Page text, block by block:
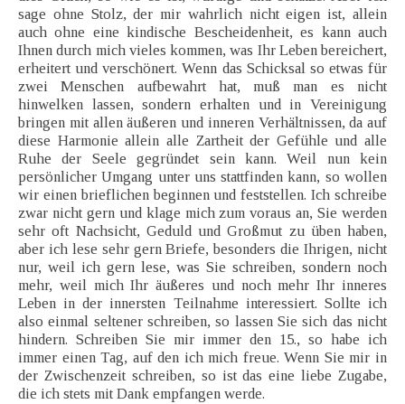
sage ohne Stolz, der mir wahrlich nicht eigen ist, allein
auch ohne eine kindische Bescheidenheit, es kann auch
Ihnen durch mich vieles kommen, was Ihr Leben bereichert,
erheitert und verschönert. Wenn das Schicksal so etwas für
zwei Menschen aufbewahrt hat, muß man es nicht
hinwelken lassen, sondern erhalten und in Vereinigung
bringen mit allen äußeren und inneren Verhältnissen, da auf
diese Harmonie allein alle Zartheit der Gefühle und alle
Ruhe der Seele gegründet sein kann. Weil nun kein
persönlicher Umgang unter uns stattfinden kann, so wollen
wir einen brieflichen beginnen und feststellen. Ich schreibe
zwar nicht gern und klage mich zum voraus an, Sie werden
sehr oft Nachsicht, Geduld und Großmut zu üben haben,
aber ich lese sehr gern Briefe, besonders die Ihrigen, nicht
nur, weil ich gern lese, was Sie schreiben, sondern noch
mehr, weil mich Ihr äußeres und noch mehr Ihr inneres
Leben in der innersten Teilnahme interessiert. Sollte ich
also einmal seltener schreiben, so lassen Sie sich das nicht
hindern. Schreiben Sie mir immer den 15., so habe ich
immer einen Tag, auf den ich mich freue. Wenn Sie mir in
der Zwischenzeit schreiben, so ist das eine liebe Zugabe,
die ich stets mit Dank empfangen werde.